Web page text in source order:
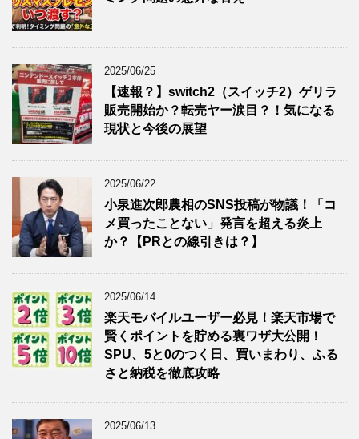
2025/06/25
【速報？】switch2（スイッチ2）ゲリラ
販売開始か？転売ヤー涙目？！気になる
現状と今後の展望
2025/06/22
小泉進次郎農相のSNS投稿が物議！「コ
メ買ったことない」発言を超える炎上
か？【PRとの線引きは？】
2025/06/14
楽天モバイルユーザー必見！楽天市場で
賢くポイントを貯める裏ワザ大公開！
SPU、5と0のつく日、買いまわり、ふる
さと納税を徹底攻略
2025/06/13